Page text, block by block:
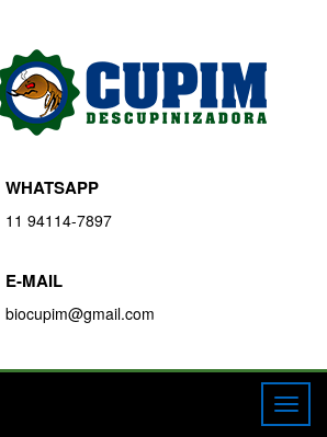
WHATSAPP
11 94114-7897
E-MAIL
biocupim@gmail.com